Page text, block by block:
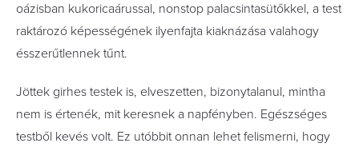
oázisban kukoricaárussal, nonstop palacsintasütőkkel, a test
raktározó képességének ilyenfajta kiaknázása valahogy
ésszerűtlennek tűnt.
Jöttek girhes testek is, elveszetten, bizonytalanul, mintha
nem is értenék, mit keresnek a napfényben. Egészséges
testből kevés volt. Ez utóbbit onnan lehet felismerni, hogy